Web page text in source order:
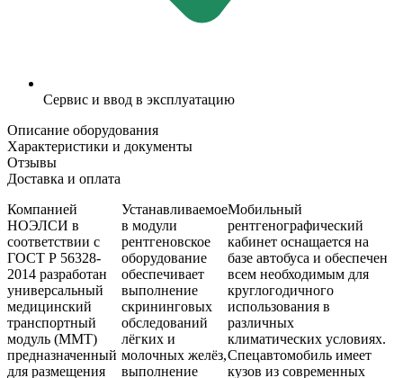
Сервис и ввод в эксплуатацию
Описание оборудования
Характеристики и документы
Отзывы
Доставка и оплата
Компанией
НОЭЛСИ в
соответствии с
ГОСТ Р 56328-
2014 разработан
универсальный
медицинский
транспортный
модуль (ММТ)
предназначенный
для размещения
Устанавливаемое
в модули
рентгеновское
оборудование
обеспечивает
выполнение
скрининговых
обследований
лёгких и
молочных желёз,
выполнение
Мобильный
рентгенографический
кабинет оснащается на
базе автобуса и обеспечен
всем необходимым для
круглогодичного
использования в
различных
климатических условиях.
Спецавтомобиль имеет
кузов из современных